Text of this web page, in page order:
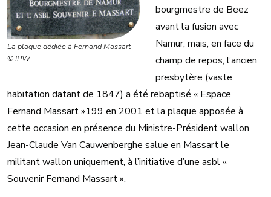
La plaque dédiée à Fernand Massart
© IPW
bourgmestre de Beez
avant la fusion avec
Namur, mais, en face du
champ de repos, l’ancien
presbytère (vaste
habitation datant de 1847) a été rebaptisé « Espace
Fernand Massart »199 en 2001 et la plaque apposée à
cette occasion en présence du Ministre-Président wallon
Jean-Claude Van Cauwenberghe salue en Massart le
militant wallon uniquement, à l’initiative d’une asbl «
Souvenir Fernand Massart ».